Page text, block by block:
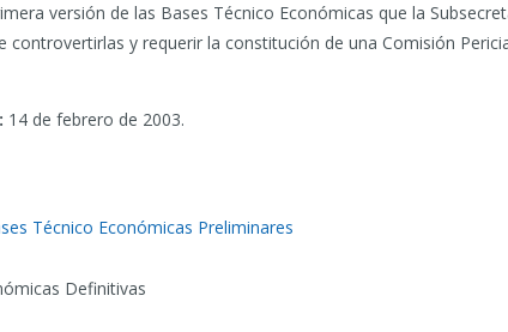
versión de las Bases Técnico Económicas que la
controvertirlas y requerir la constitución de una Comisión
14 de febrero de 2003.
Técnico Económicas Preliminares
Definitivas